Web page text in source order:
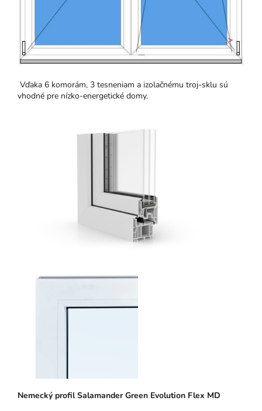
Vďaka 6 komorám, 3 tesneniam a izolačnému troj-sklu sú
vhodné pre nízko-energetické domy.
Nemecký profil Salamander Green Evolution Flex MD